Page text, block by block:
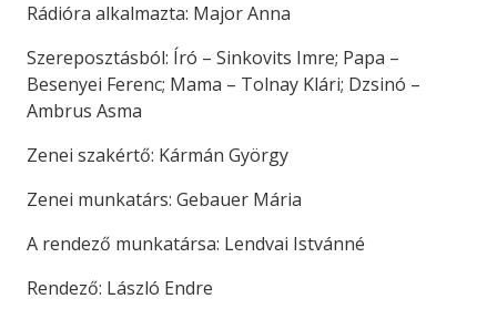
Rádióra alkalmazta: Major Anna
Szereposztásból: Író – Sinkovits Imre; Papa –
Besenyei Ferenc; Mama – Tolnay Klári; Dzsinó –
Ambrus Asma
Zenei szakértő: Kármán György
Zenei munkatárs: Gebauer Mária
A rendező munkatársa: Lendvai Istvánné
Rendező: László Endre